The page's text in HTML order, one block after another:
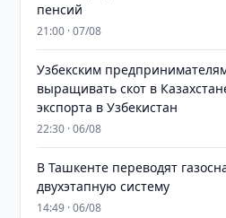
пенсий
21:00 · 07/08
Узбекским
выращивать скот в
экспорта в Узбекистан
22:30 · 06/08
В Ташкенте переводят
двухэтапную систему
14:49 · 06/08